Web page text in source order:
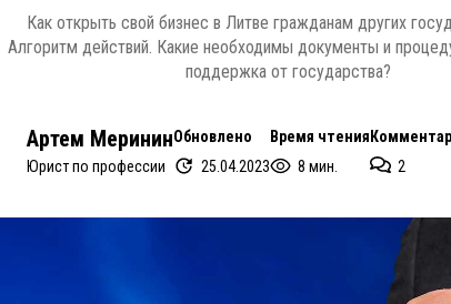
Как открыть свой бизнес в Литве гражданам других
Алгоритм действий. Какие необходимы документы и
поддержка от государства?
Артем Меринин
Юрист по профессии
Обновлено
25.04.2023
Время чтения
8 мин.
2